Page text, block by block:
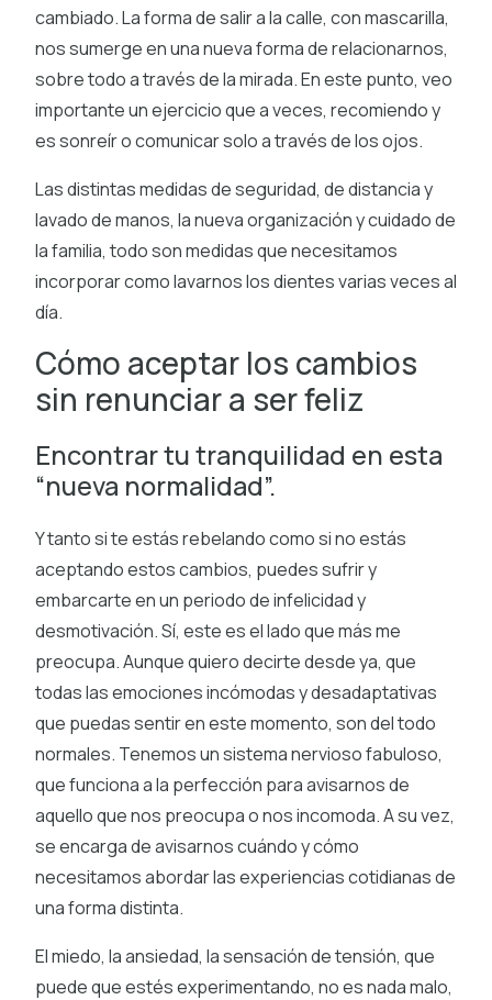
cambiado. La forma de salir a la calle, con mascarilla,
nos sumerge en una nueva forma de relacionarnos,
sobre todo a través de la mirada. En este punto, veo
importante un ejercicio que a veces, recomiendo y
es sonreír o comunicar solo a través de los ojos.
Las distintas medidas de seguridad, de distancia y
lavado de manos, la nueva organización y cuidado de
la familia, todo son medidas que necesitamos
incorporar como lavarnos los dientes varias veces al
día.
Cómo aceptar los cambios
sin renunciar a ser feliz
Encontrar tu tranquilidad en esta
“nueva normalidad”.
Y tanto si te estás rebelando como si no estás
aceptando estos cambios, puedes sufrir y
embarcarte en un periodo de infelicidad y
desmotivación. Sí, este es el lado que más me
preocupa. Aunque quiero decirte desde ya, que
todas las emociones incómodas y desadaptativas
que puedas sentir en este momento, son del todo
normales. Tenemos un sistema nervioso fabuloso,
que funciona a la perfección para avisarnos de
aquello que nos preocupa o nos incomoda. A su vez,
se encarga de avisarnos cuándo y cómo
necesitamos abordar las experiencias cotidianas de
una forma distinta.
El miedo, la ansiedad, la sensación de tensión, que
puede que estés experimentando, no es nada malo,